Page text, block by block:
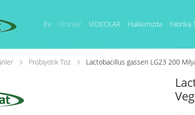
Ev Ürünler VİDEOLAR Hakkımızda Fabrika
Probiyotik Toz Lactobacillus gasseri LG23 200